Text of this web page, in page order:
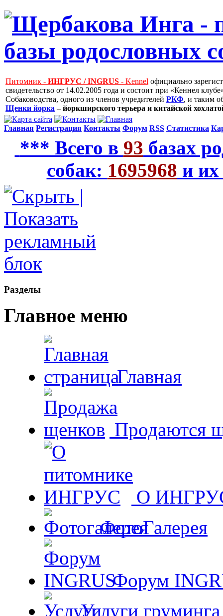
Питомник - ИНГРУС / INGRUS - Kennel официально
свидетельство от 14.02.2005 года и состоит при «Кеннел
Собаководства, одного из членов учредителей РКФ, и таким
Щенки йорка – йоркширского терьера и китайской
Главная Регистрация Контакты Форум RSS Статистика
*** Всего в 93 базах
собак: 1695968 и
Рaзделы
Главное меню
Главная
Продаются
О
ФотоГалерея
Форум
Услуги груминга